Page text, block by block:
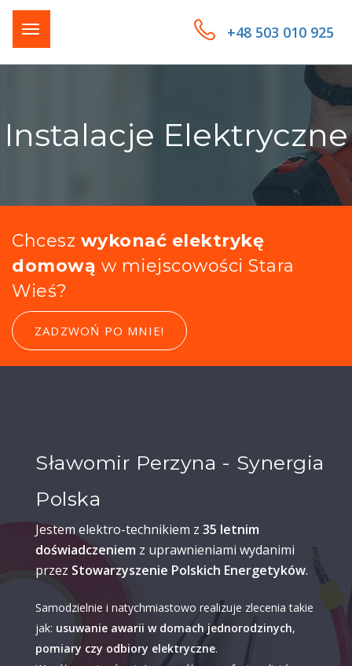
+48 503 010 925
Instalacje Elektryczne
Chcesz wykonać elektrykę
domową w miejscowości Stara
Wieś?
ZADZWOŃ PO MNIE!
Sławomir Perzyna - Synergia
Polska
Jestem elektro-technikiem z 35 letnim
doświadczeniem z uprawnieniami wydanimi
przez Stowarzyszenie Polskich Energetyków.
Samodzielnie i natychmiastowo realizuje zlecenia takie
jak: usuwanie awarii w domach jednorodzinych,
pomiary czy odbiory elektryczne.